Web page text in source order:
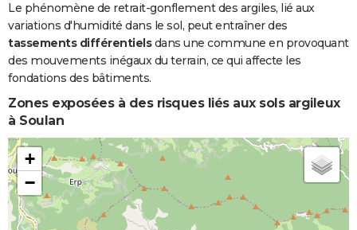
Le phénomène de retrait-gonflement des argiles, lié aux
variations d'humidité dans le sol, peut entraîner des
tassements différentielsdans une commune en provoquant
des mouvements inégaux du terrain, ce qui affecte les
fondations des bâtiments.
Zones exposées à des risques liés aux sols argileux
à Soulan
+
−